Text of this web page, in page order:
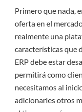
Primero que nada,
oferta en el
realmente una
características que
ERP debe estar
permitirá como
necesitamos al
adicionarles otros